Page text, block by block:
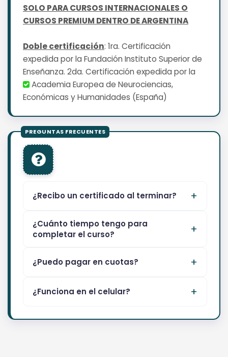
SOLO PARA CURSOS INTERNACIONALES O
CURSOS PREMIUM DENTRO DE ARGENTINA
Doble certificación: 1ra. Certificación
expedida por la Fundación Instituto Superior de
Enseñanza. 2da. Certificación expedida por la
Academia Europea de Neurociencias,
Económicas y Humanidades (España)
¿Recibo un certificado al terminar?
¿Cuánto tiempo tengo para
completar el curso?
¿Puedo pagar en cuotas?
¿Funciona en el celular?